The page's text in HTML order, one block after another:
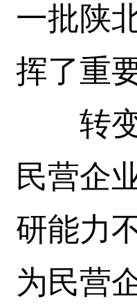
一批陕
挥了重
转变
民营企
研能力
为民营